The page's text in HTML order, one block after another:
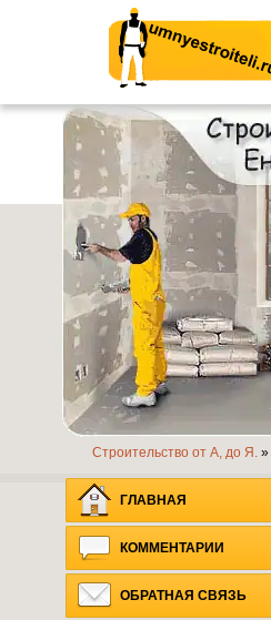
Умные строители.ру
Строительство от А, до Я. »
ГЛАВНАЯ
КОММЕНТАРИИ
ОБРАТНАЯ СВЯЗЬ